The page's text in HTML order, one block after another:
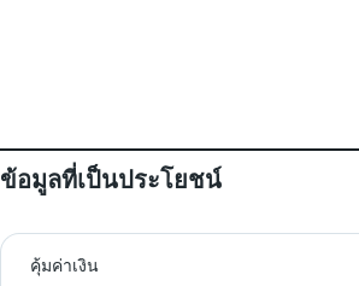
ข้อมูลที่เป็นประโยชน์
คุ้มค่าเงิน